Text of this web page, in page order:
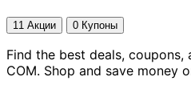
11 Акции 0 Купоны
Find the best deals,
COM. Shop and save money